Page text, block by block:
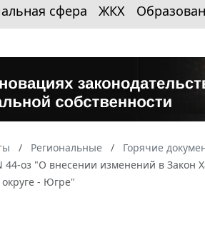
сфера ЖКХ
Региональные Горячие
оз "О внесении изменений в Закон
- Югре"